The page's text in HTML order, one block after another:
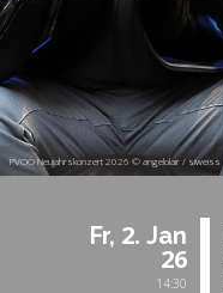
PVOÖ Neujahrskonzert 2026 © angelolair / siweiss
Fr, 2. Jan
26
14:30